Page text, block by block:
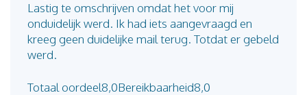
Lastig te omschrijven omdat het voor mij
onduidelijk werd. Ik had iets aangevraagd en
kreeg geen duidelijke mail terug. Totdat er gebeld
werd.
Totaal oordeel8,0Bereikbaarheid8,0